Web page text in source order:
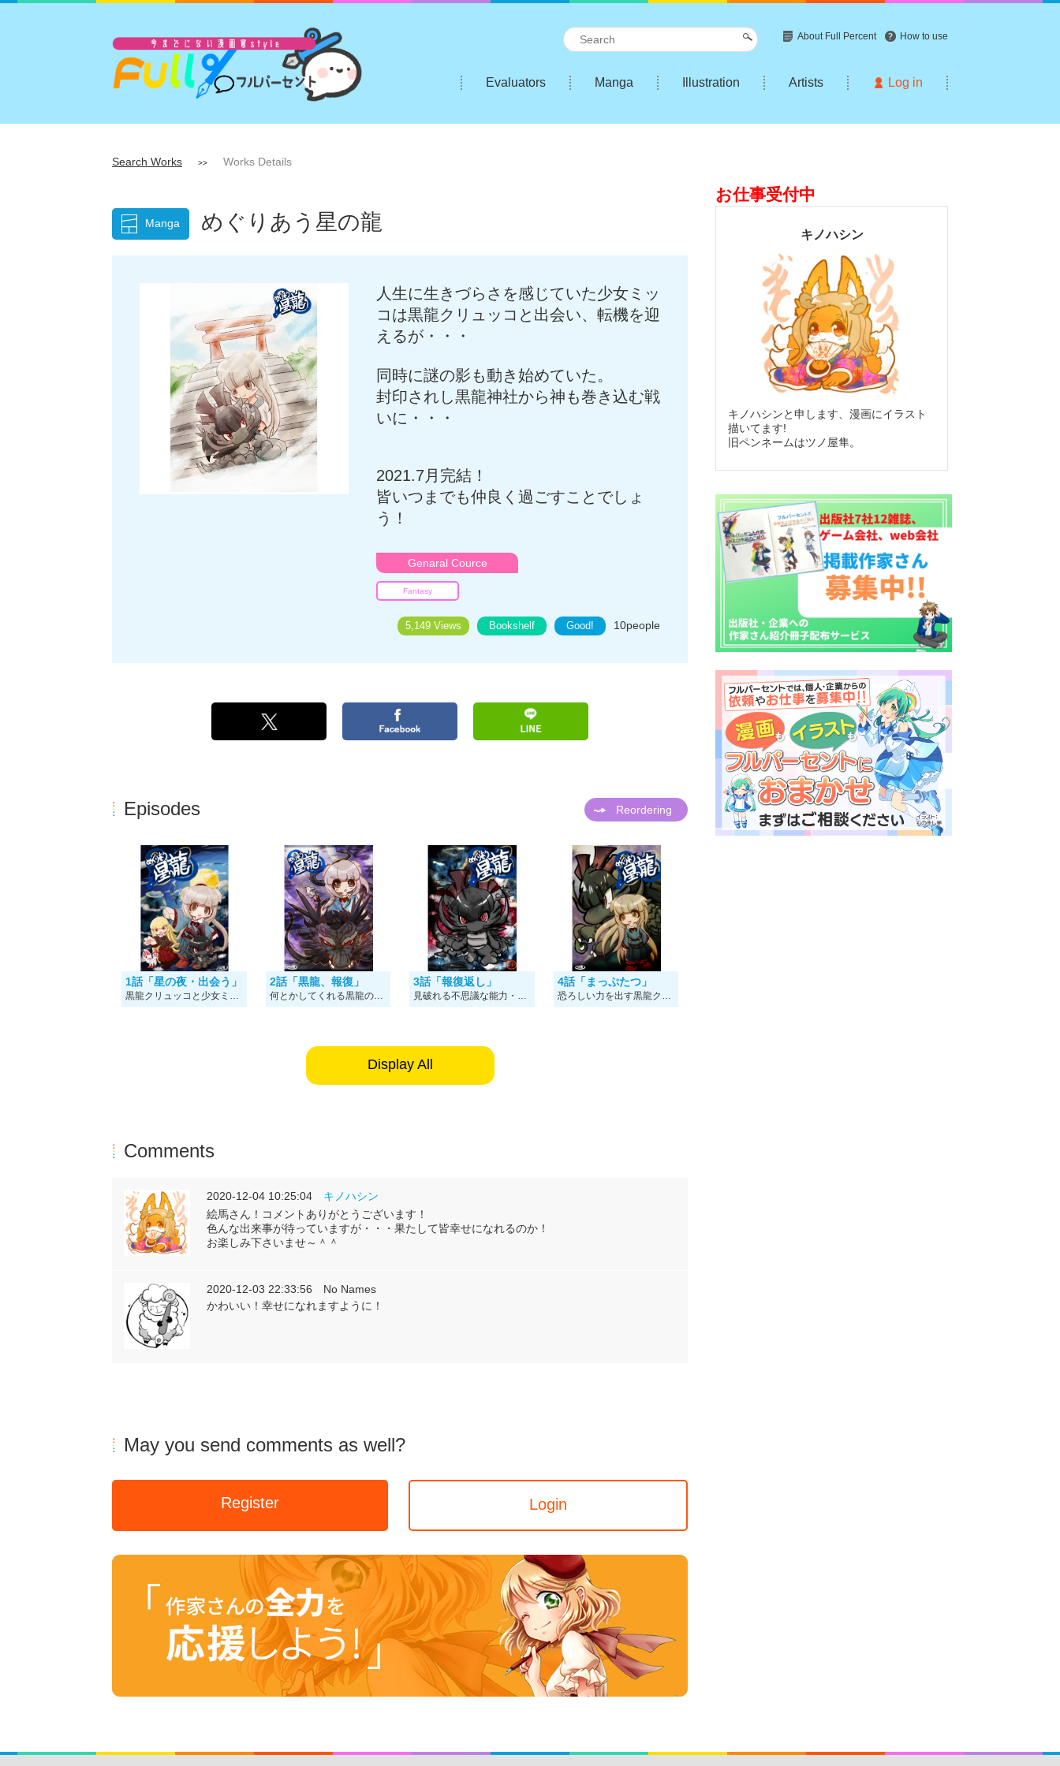
About Full Percent How to use
Evaluators Manga Illustration Artists Log in
Search Works >> Works Details
Manga めぐりあう星の龍
人生に生きづらさを感じていた少女ミッ
コは黒龍クリュッコと出会い、転機を迎
えるが・・・
同時に謎の影も動き始めていた。
封印されし黒龍神社から神も巻き込む戦
いに・・・
2021.7月完結！
皆いつまでも仲良く過ごすことでしょ
う！
Genaral Cource
Fantasy
Good! 10people
Bookshelf
5,149 Views
Episodes Reordering
1話「星の夜・出会う」
黒龍クリュッコと少女ミッコの最初の出会い・・・
2話「黒龍、報復」
何とかしてくれる黒龍の不思議な力・・・それは暴力。
3話「報復返し」
見破れる不思議な能力・・・そして・・・
4話「まっぷたつ」
恐ろしい力を出す黒龍クリュッコにミッコは・・・
Display All
Comments
2020-12-04 10:25:04 キノハシン
絵馬さん！コメントありがとうございます！
色んな出来事が待っていますが・・・果たして皆幸せになれるのか！
お楽しみ下さいませ～＾＾
2020-12-03 22:33:56 No Names
かわいい！幸せになれますように！
May you send comments as well?
Register Login
お仕事受付中
キノハシン
キノハシンと申します、漫画にイラスト
描いてます!
旧ペンネームはツノ屋隼。